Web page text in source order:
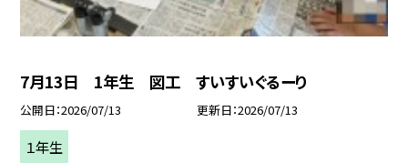
7月13日 1年生 図工 すいすいぐるーり
公開日 2026/07/13 更新日 2026/07/13
１年生